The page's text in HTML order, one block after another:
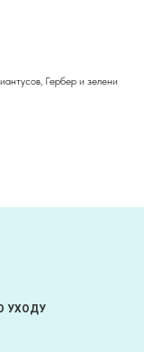
Гербер и зелени
УХОДУ